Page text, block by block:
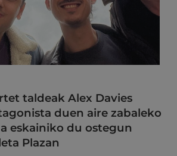
taldeak Alex Davies
duen aire zabaleko
eskainiko du ostegun
Plazan